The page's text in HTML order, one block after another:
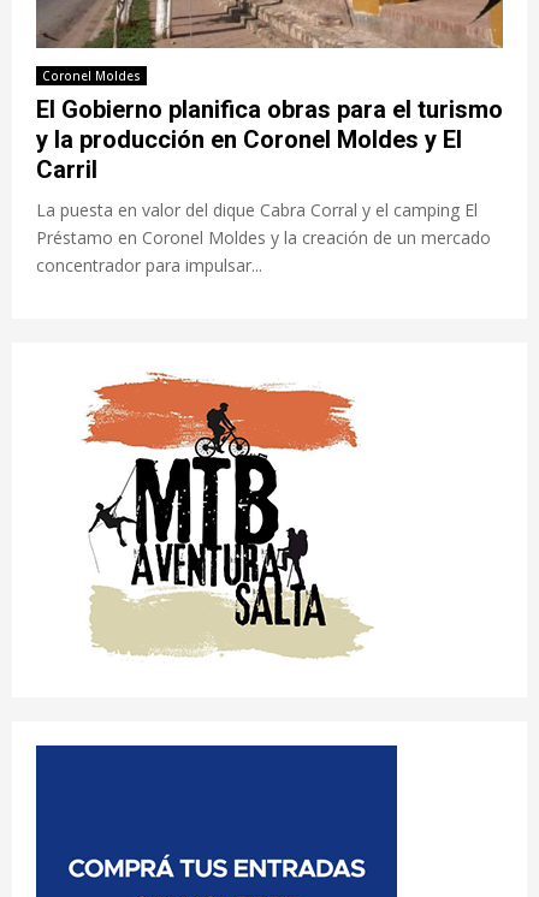
Coronel Moldes
El Gobierno planifica obras para el turismo
y la producción en Coronel Moldes y El
Carril
La puesta en valor del dique Cabra Corral y el camping El
Préstamo en Coronel Moldes y la creación de un mercado
concentrador para impulsar...